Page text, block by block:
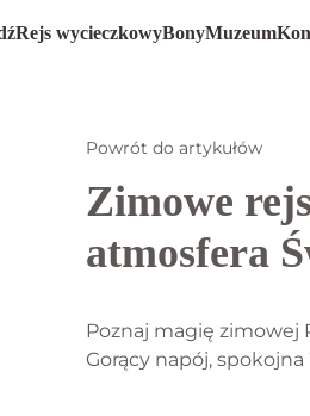
Rejs wycieczkowyBonyMuzeum
Powrót do artykułów
Zimowe
atmosfera
Poznaj magię zimowej
Gorący napój,